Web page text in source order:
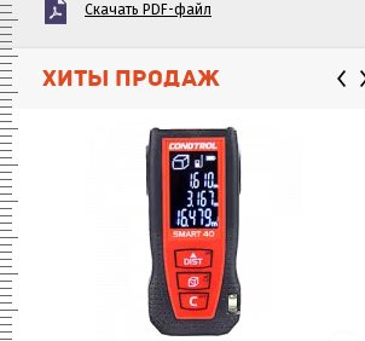
Скачать PDF-файл
ХИТЫ ПРОДАЖ